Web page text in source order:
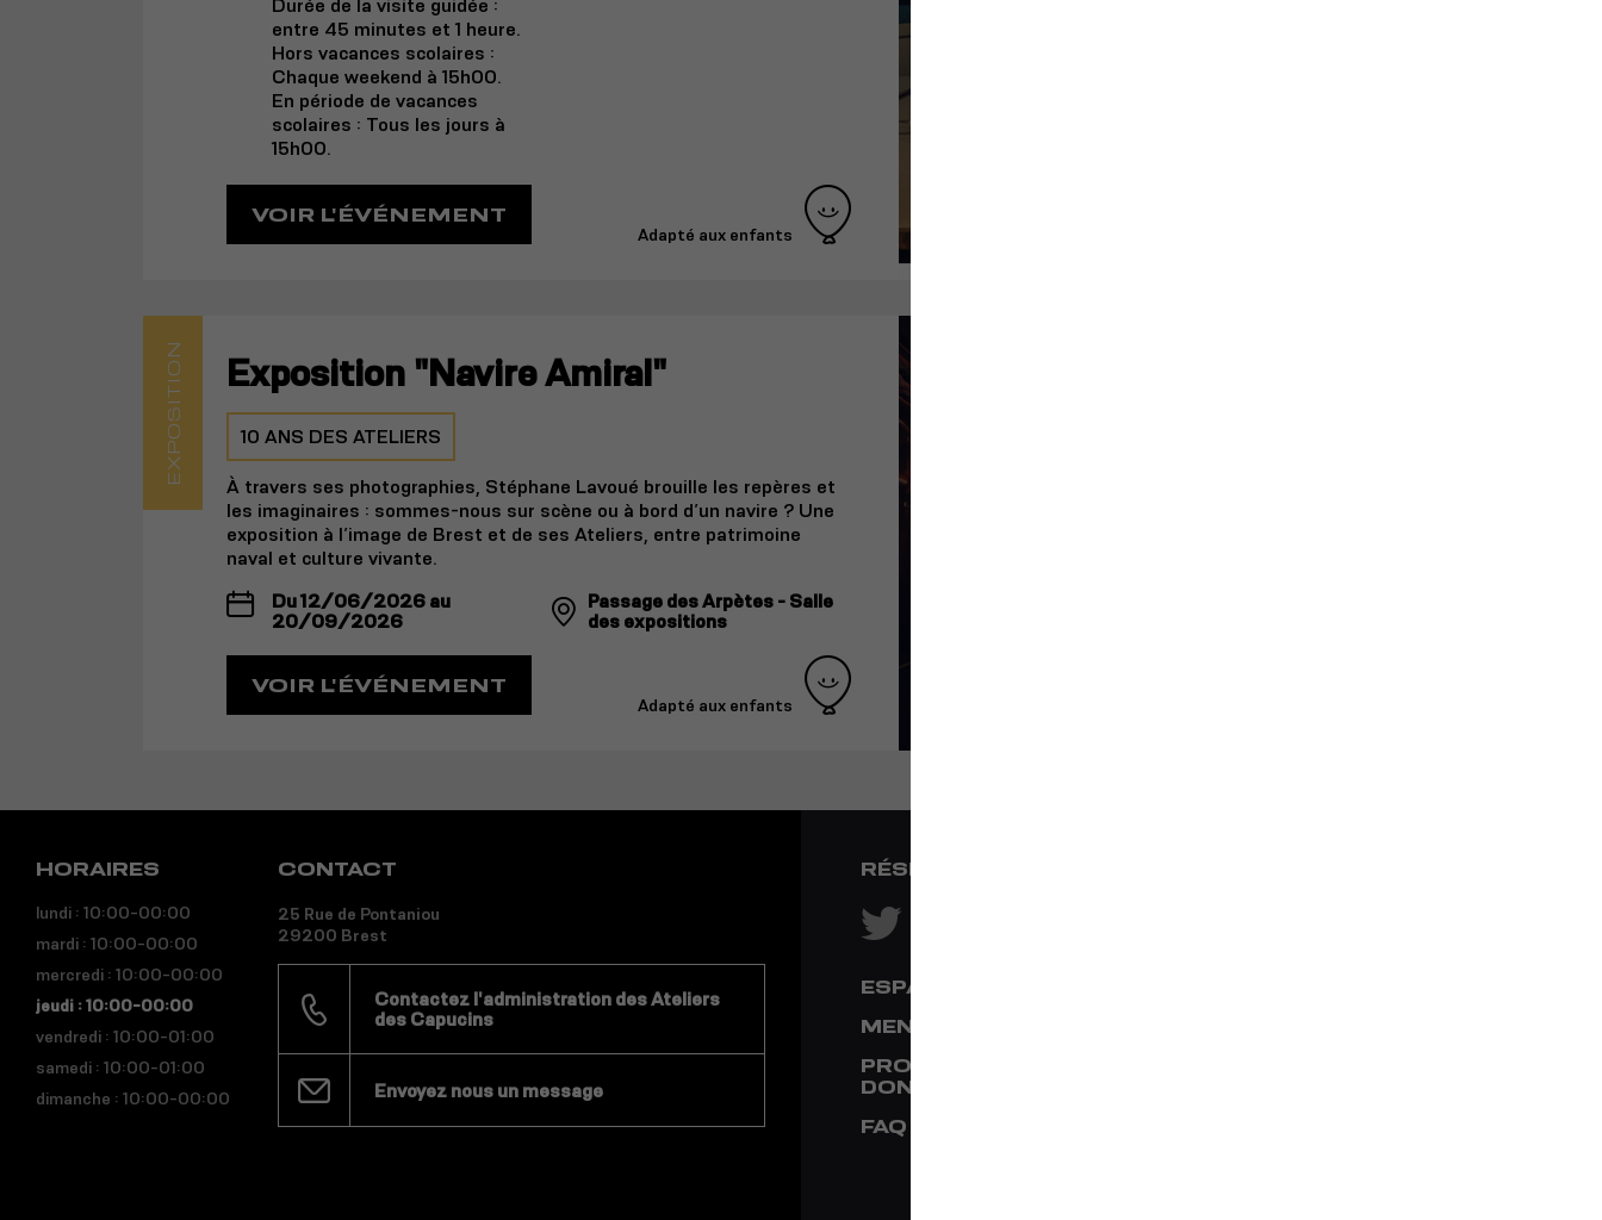
Durée de la visite guidée :
entre 45 minutes et 1 heure.
Hors vacances scolaires :
Chaque weekend à 15h00.
En période de vacances
scolaires : Tous les jours à
15h00.
Adapté aux enfants
VOIR L'ÉVÉNEMENT
EXPOSITION Exposition "Navire Amiral"
10 ANS DES ATELIERS
À travers ses photographies, Stéphane Lavoué brouille les repères et
les imaginaires : sommes-nous sur scène ou à bord d’un navire ? Une
exposition à l’image de Brest et de ses Ateliers, entre patrimoine
naval et culture vivante.
Du 12/06/2026 au
20/09/2026
Passage des Arpètes - Salle
des expositions
Adapté aux enfants
VOIR L'ÉVÉNEMENT
HORAIRES
lundi : 10:00-00:00
mardi : 10:00-00:00
mercredi : 10:00-00:00
jeudi : 10:00-00:00
vendredi : 10:00-01:00
samedi : 10:00-01:00
dimanche : 10:00-00:00
CONTACT
25 Rue de Pontaniou
29200 Brest
Contactez l'administration des Ateliers
des Capucins
Envoyez nous un message
RÉSEAUX SOCIAUX
ESPACE PRESSE
MENTIONS LÉGALES
PROTECTION DES
DONNÉES
FAQ